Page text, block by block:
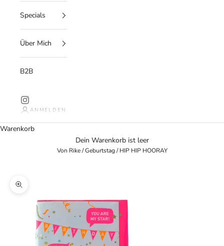
Specials
Über Mich
B2B
ANMELDEN
Warenkorb
Dein Warenkorb ist leer
Von Rike / Geburtstag /HIP HIP HOORAY
Bild vergrößern